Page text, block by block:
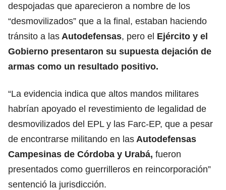
despojadas que aparecieron a nombre de los
“desmovilizados” que a la final, estaban haciendo
tránsito a las Autodefensas, pero el Ejército y el
Gobierno presentaron su supuesta dejación de
armas como un resultado positivo.
“La evidencia indica que altos mandos militares
habrían apoyado el revestimiento de legalidad de
desmovilizados del EPL y las Farc-EP, que a pesar
de encontrarse militando en las Autodefensas
Campesinas de Córdoba y Urabá, fueron
presentados como guerrilleros en reincorporación”
sentenció la jurisdicción.